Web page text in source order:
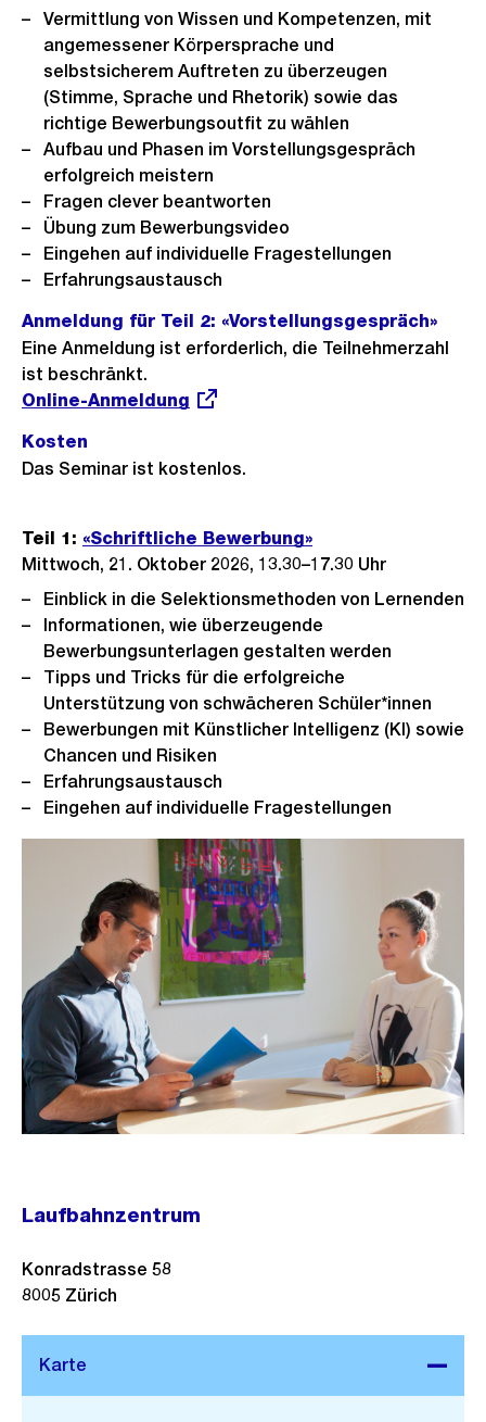
Vermittlung von Wissen und Kompetenzen, mit
angemessener Körpersprache und
selbstsicherem Auftreten zu überzeugen
(Stimme, Sprache und Rhetorik) sowie das
richtige Bewerbungsoutfit zu wählen
Aufbau und Phasen im Vorstellungsgespräch
erfolgreich meistern
Fragen clever beantworten
Übung zum Bewerbungsvideo
Eingehen auf individuelle Fragestellungen
Erfahrungsaustausch
Anmeldung für Teil 2: «Vorstellungsgespräch»
Eine Anmeldung ist erforderlich, die Teilnehmerzahl
ist beschränkt.
Externer
Online-Anmeldung
Kosten
Das Seminar ist kostenlos.
Teil 1: «Schriftliche Bewerbung»
Mittwoch, 21. Oktober 2026, 13.30–17.30 Uhr
Einblick in die Selektionsmethoden von Lernenden
Informationen, wie überzeugende
Bewerbungsunterlagen gestalten werden
Tipps und Tricks für die erfolgreiche
Unterstützung von schwächeren Schüler*innen
Bewerbungen mit Künstlicher Intelligenz (KI) sowie
Chancen und Risiken
Erfahrungsaustausch
Eingehen auf individuelle Fragestellungen
Laufbahnzentrum
Stadtplan 3D
Konradstrasse 58
8005 Zürich